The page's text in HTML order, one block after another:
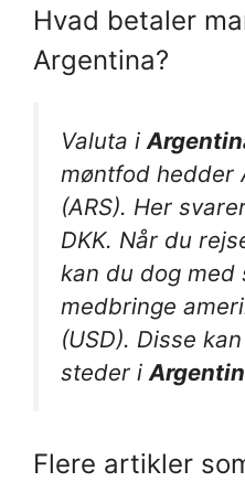
Hvad betaler
Argentina?
Valuta i
møntfod hedder
(ARS). Her
DKK. Når du
kan du dog med
medbringe
(USD). Disse
steder i
Flere artikler